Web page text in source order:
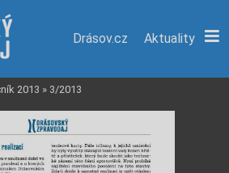
Drásov.cz Aktuality
2013 » 3/2013